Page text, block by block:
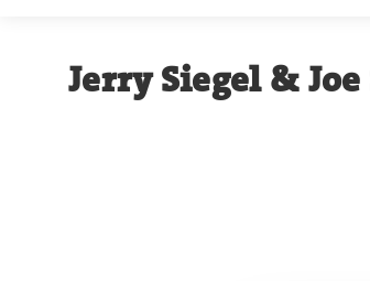
Jerry Siegel &